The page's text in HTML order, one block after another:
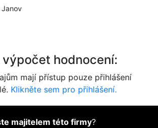
Janov
hodnocení:
mají přístup pouze přihlášení
Klikněte sem pro přihlášení.
majitelem této firmy?